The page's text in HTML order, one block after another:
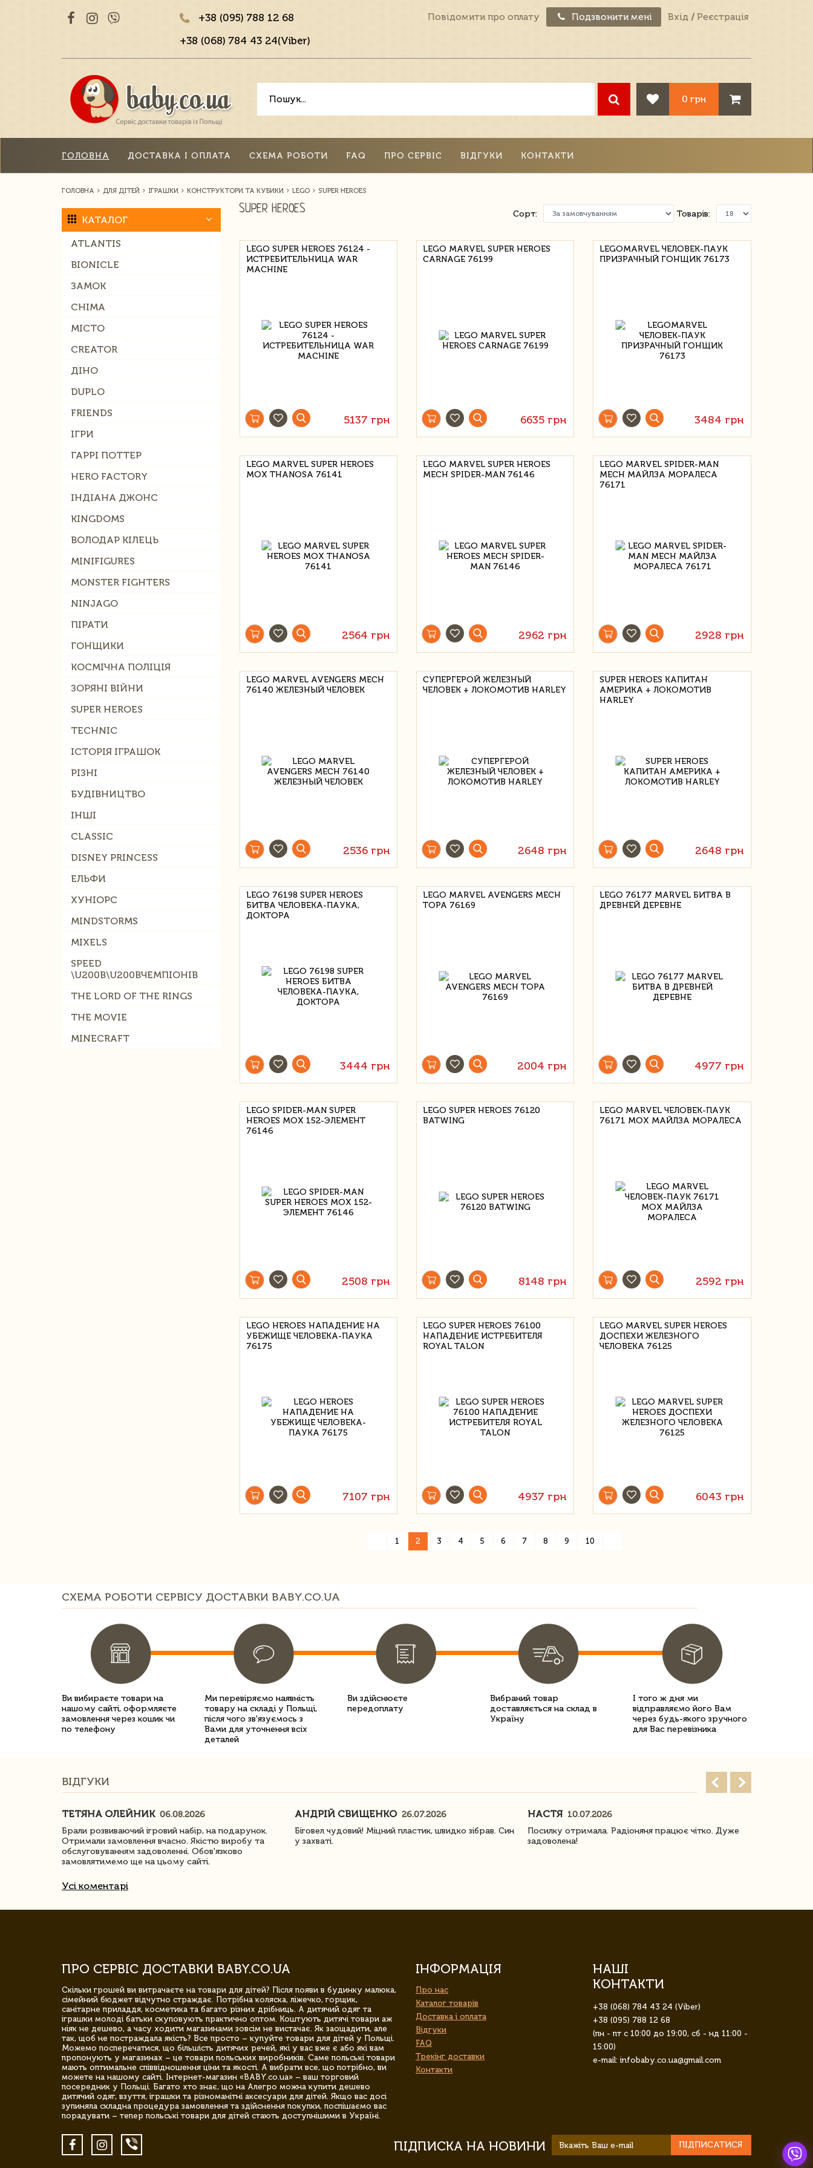
+38 (095) 788 12 68
+38 (068) 784 43 24(Viber)
Повідомити про оплату Подзвонити мені Вхід / Реєстрація
0 грн
ГОЛОВНА ДОСТАВКА І ОПЛАТА СХЕМА РОБОТИ FAQ ПРО СЕРВІС ВІДГУКИ КОНТАКТИ
ГОЛОВНА ДЛЯ ДІТЕЙ ІГРАШКИ КОНСТРУКТОРИ ТА КУБИКИ LEGO SUPER HEROES
КАТАЛОГ
ATLANTIS
BIONICLE
ЗАМОК
CHIMA
МІСТО
CREATOR
ДІНО
DUPLO
FRIENDS
ІГРИ
ГАРРІ ПОТТЕР
HERO FACTORY
ІНДІАНА ДЖОНС
KINGDOMS
ВОЛОДАР КІЛЕЦЬ
MINIFIGURES
MONSTER FIGHTERS
NINJAGO
ПІРАТИ
ГОНЩИКИ
КОСМІЧНА ПОЛІЦІЯ
ЗОРЯНІ ВІЙНИ
SUPER HEROES
TECHNIC
ІСТОРІЯ ІГРАШОК
РІЗНІ
БУДІВНИЦТВО
ІНШІ
CLASSIC
DISNEY PRINCESS
ЕЛЬФИ
ХУНІОРС
MINDSTORMS
MIXELS
SPEED
\U200B\U200BЧЕМПІОНІВ
THE LORD OF THE RINGS
THE MOVIE
MINECRAFT
SUPER HEROES Товарів:
Сорт:
LEGO SUPER HEROES 76124 -
ИСТРЕБИТЕЛЬНИЦА WAR
MACHINE
5137 грн
LEGO MARVEL SUPER HEROES
CARNAGE 76199
6635 грн
LEGOMARVEL ЧЕЛОВЕК-ПАУК
ПРИЗРАЧНЫЙ ГОНЩИК 76173
3484 грн
LEGO MARVEL SUPER HEROES
МОХ THANOSA 76141
2564 грн
LEGO MARVEL SUPER HEROES
MECH SPIDER-MAN 76146
2962 грн
LEGO MARVEL SPIDER-MAN
MECH МАЙЛЗА МОРАЛЕСА
76171
2928 грн
LEGO MARVEL AVENGERS MECH
76140 ЖЕЛЕЗНЫЙ ЧЕЛОВЕК
2536 грн
СУПЕРГЕРОЙ ЖЕЛЕЗНЫЙ
ЧЕЛОВЕК + ЛОКОМОТИВ HARLEY
2648 грн
SUPER HEROES КАПИТАН
АМЕРИКА + ЛОКОМОТИВ
HARLEY
2648 грн
LEGO 76198 SUPER HEROES
БИТВА ЧЕЛОВЕКА-ПАУКА,
ДОКТОРА
3444 грн
LEGO MARVEL AVENGERS MECH
ТОРА 76169
2004 грн
LEGO 76177 MARVEL БИТВА В
ДРЕВНЕЙ ДЕРЕВНЕ
4977 грн
LEGO SPIDER-MAN SUPER
HEROES МОХ 152-ЭЛЕМЕНТ
76146
2508 грн
LEGO SUPER HEROES 76120
BATWING
8148 грн
LEGO MARVEL ЧЕЛОВЕК-ПАУК
76171 МОХ МАЙЛЗА МОРАЛЕСА
2592 грн
LEGO HEROES НАПАДЕНИЕ НА
УБЕЖИЩЕ ЧЕЛОВЕКА-ПАУКА
76175
7107 грн
LEGO SUPER HEROES 76100
НАПАДЕНИЕ ИСТРЕБИТЕЛЯ
ROYAL TALON
4937 грн
LEGO MARVEL SUPER HEROES
ДОСПЕХИ ЖЕЛЕЗНОГО
ЧЕЛОВЕКА 76125
6043 грн
1 2 3 4 5 6 7 8 9 10
СХЕМА РОБОТИ СЕРВІСУ ДОСТАВКИ BABY.CO.UA
Ви вибираєте товари на
нашому сайті, оформляєте
замовлення через кошик чи
по телефону
Ми перевіряємо наявність
товару на складі у Польщі,
після чого зв'язуємось з
Вами для уточнення всіх
деталей
Ви здійснюєте
передоплату
Вибраний товар
доставляється на склад в
Україну
І того ж дня ми
відправляємо його Вам
через будь-якого зручного
для Вас перевізника
ВІДГУКИ
ТЕТЯНА ОЛЕЙНИК 06.08.2026
Брали розвиваючий ігровий набір, на подарунок.
Отримали замовлення вчасно. Якістю виробу та
обслуговуванням задоволенні. Обов'язково
замовлятимемо ще на цьому сайті.
АНДРІЙ СВИЩЕНКО 26.07.2026
Біговел чудовий! Міцний пластик, швидко зібрав. Син
у захваті.
НАСТЯ 10.07.2026
Посилку отримала. Радіоняня працює чітко. Дуже
задоволена!
Усі коментарі
ПРО СЕРВІС ДОСТАВКИ BABY.CO.UA
Скільки грошей ви витрачаєте на товари для дітей? Після появи в будинку малюка,
сімейний бюджет відчутно страждає. Потрібна коляска, ліжечко, горщик,
санітарне приладдя, косметика та багато різних дрібниць. А дитячий одяг та
іграшки молоді батьки скуповують практично оптом. Коштують дитячі товари аж
ніяк не дешево, а часу ходити магазинами зовсім не вистачає. Як заощадити, але
так, щоб не постраждала якість? Все просто – купуйте товари для дітей у Польщі.
Можемо посперечатися, що більшість дитячих речей, які у вас вже є або які вам
пропонують у магазинах – це товари польських виробників. Саме польські товари
мають оптимальне співвідношення ціни та якості. А вибрати все, що потрібно, ви
можете на нашому сайті. Інтернет-магазин «BABY.co.ua» – ваш торговий
посередник у Польщі. Багато хто знає, що на Алегро можна купити дешево
дитячий одяг, взуття, іграшки та різноманітні аксесуари для дітей. Якщо вас досі
зупиняла складна процедура замовлення та здійснення покупки, поспішаємо вас
порадувати – тепер польські товари для дітей стають доступнішими в Україні.
ІНФОРМАЦІЯ
Про нас
Каталог товарів
Доставка і оплата
Відгуки
FAQ
Трекінг доставки
Контакти
НАШІ
КОНТАКТИ
+38 (068) 784 43 24 (Viber)
+38 (095) 788 12 68
(пн - пт с 10:00 до 19:00, сб - нд 11:00 -
15:00)
e-mail: infobaby.co.ua@gmail.com
ПІДПИСКА НА НОВИНИ ПІДПИСАТИСЯ